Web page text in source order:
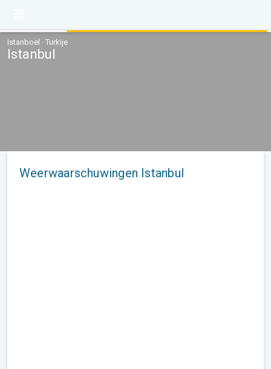
Istanboel · Turkije
Istanbul
Weerwaarschuwingen Istanbul